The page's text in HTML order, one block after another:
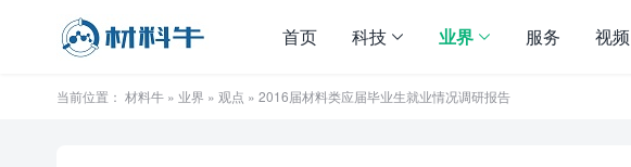
首页 科技 业界 服务 视频
当前位置： 材料牛 » 业界 » 观点 » 2016届材料类应届毕业生就业情况调研报告